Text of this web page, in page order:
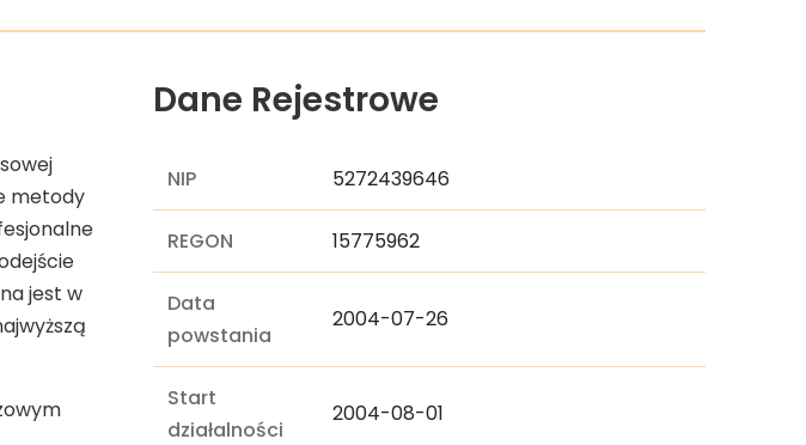
metody
jest w
Dane Rejestrowe
NIP 5272439646
REGON 15775962
Data
powstania
2004-07-26
Start
działalności
2004-08-01